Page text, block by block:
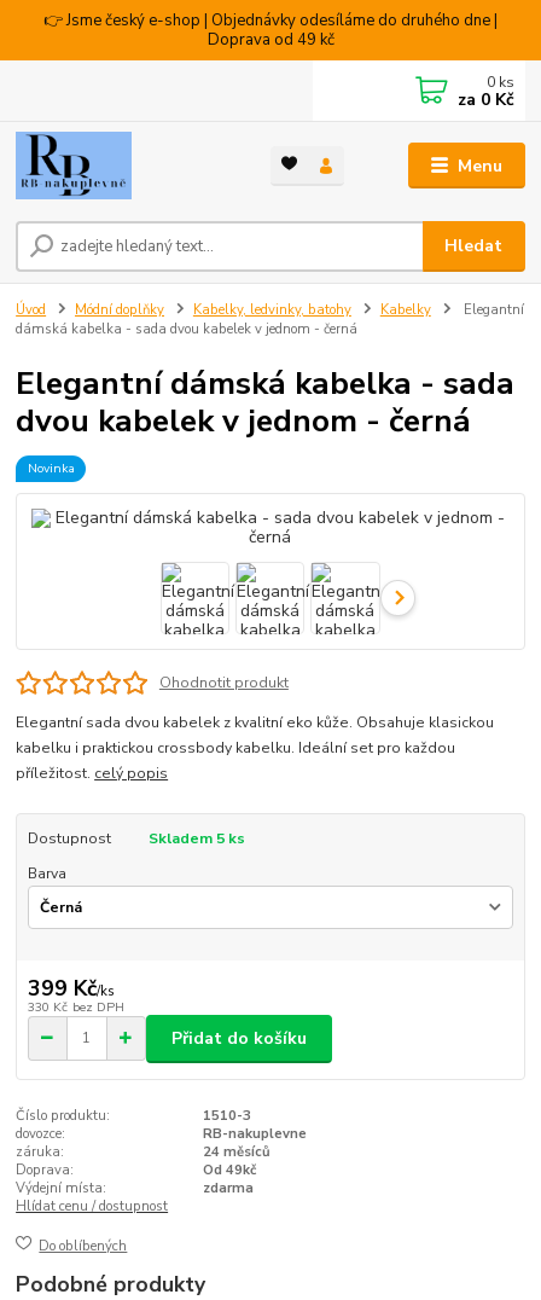
👉 Jsme český e-shop | Objednávky odesíláme do druhého dne |
Doprava od 49 kč
Menu
Hledat
0 ks
za 0 Kč
Úvod Módní doplňky Kabelky, ledvinky, batohy Kabelky
Elegantní
dámská kabelka - sada dvou kabelek v jednom - černá
Elegantní dámská kabelka - sada
dvou kabelek v jednom - černá
Novinka
Ohodnotit produkt
Elegantní sada dvou kabelek z kvalitní eko kůže. Obsahuje klasickou
kabelku i praktickou crossbody kabelku. Ideální set pro každou
příležitost. celý popis
Dostupnost
Skladem 5 ks
Barva
399 Kč/ks
330 Kč bez DPH
Přidat do košíku
Číslo produktu:
1510-3
dovozce:
RB-nakuplevne
záruka:
24 měsíců
Doprava:
Od 49kč
Výdejní místa:
zdarma
Hlídat cenu / dostupnost
Do oblíbených
Podobné produkty